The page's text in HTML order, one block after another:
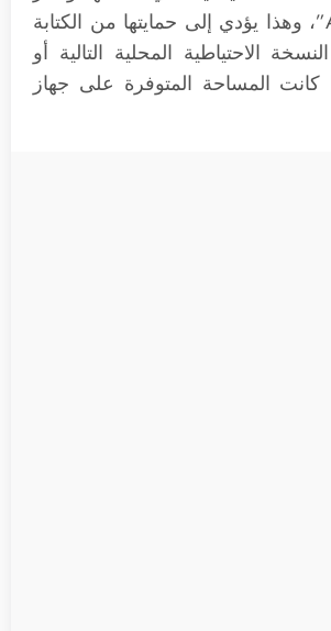
“أرشفة Archive”، وهذا يؤدي إلى حمايتها من الكتابة
الاحتياطية المحلية التالية أو
كانت المساحة المتوفرة على جهاز